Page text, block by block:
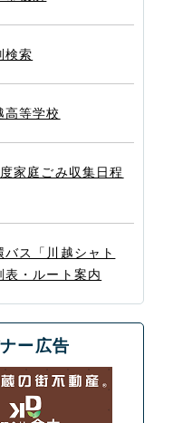
検索
高等学校
家庭ごみ収集日程
バス「川越シャト
表・ルート案内
ー広告